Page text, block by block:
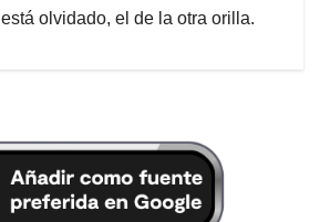
está olvidado, el de la otra orilla.